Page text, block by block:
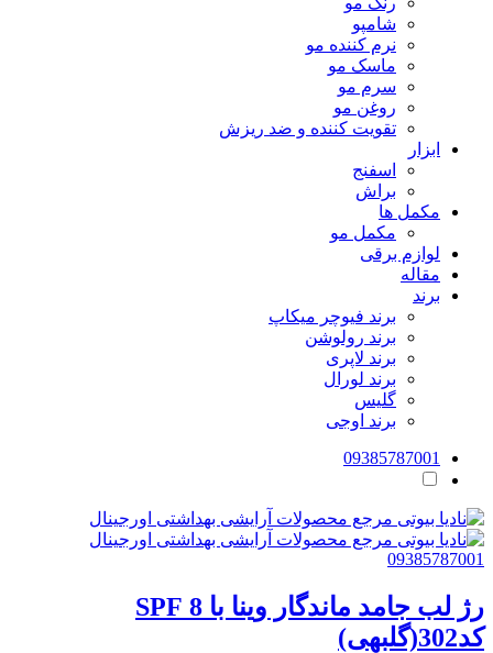
شامپو
نرم کننده مو
ماسک مو
سرم مو
روغن مو
تقویت کننده و ضد ریزش
ابزار
اسفنج
براش
مکمل ها
مکمل مو
لوازم برقی
مقاله
برند
برند فیوچر میکاپ
برند رولوشن
برند لاپری
برند لورال
گلیس
برند اوجی
09385787001
09385787001
رژ لب جامد ماندگار وینا با SPF 8
کد302(گلبهی)